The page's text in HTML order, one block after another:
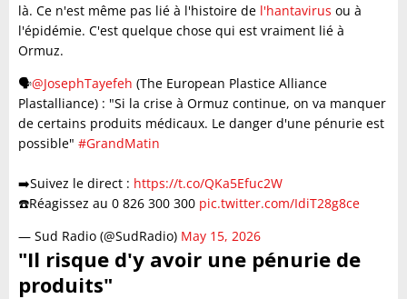
là. Ce n'est même pas lié à l'histoire de l'hantavirus ou à
l'épidémie. C'est quelque chose qui est vraiment lié à
Ormuz.
🗣️@JosephTayefeh (The European Plastice Alliance
Plastalliance) : "Si la crise à Ormuz continue, on va manquer
de certains produits médicaux. Le danger d'une pénurie est
possible" #GrandMatin
➡️Suivez le direct : https://t.co/QKa5Efuc2W
☎️Réagissez au 0 826 300 300 pic.twitter.com/IdiT28g8ce
— Sud Radio (@SudRadio) May 15, 2026
"Il risque d'y avoir une pénurie de
produits"